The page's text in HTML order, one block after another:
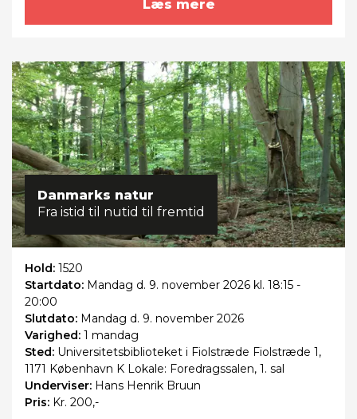
Læs mere
Danmarks natur
Fra istid til nutid til fremtid
Hold: 1520
Startdato: Mandag d. 9. november 2026 kl. 18:15 -
20:00
Slutdato: Mandag d. 9. november 2026
Varighed: 1 mandag
Sted: Universitetsbiblioteket i Fiolstræde Fiolstræde 1,
1171 København K Lokale: Foredragssalen, 1. sal
Underviser: Hans Henrik Bruun
Pris: Kr. 200,-